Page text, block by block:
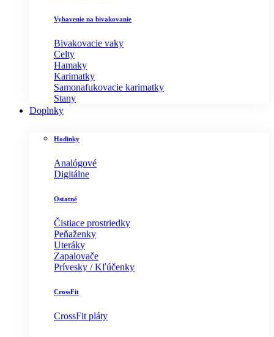
Vybavenie na bivakovanie
Bivakovacie vaky
Celty
Hamaky
Karimatky
Samonafukovacie karimatky
Stany
Doplnky
Hodinky
Analógové
Digitálne
Ostatné
Čistiace prostriedky
Peňaženky
Uteráky
Zapalovače
Prívesky / Kľúčenky
CrossFit
CrossFit pláty